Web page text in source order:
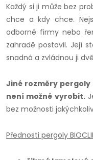
Každý si ji může bez
chce a kdy chce.
odborné firmy nebo
zahradě postavil. Její
snadná a zvládnou ji
Jiné rozměry pergoly
není možné vyrobit.
bez možnosti
Přednosti pergoly